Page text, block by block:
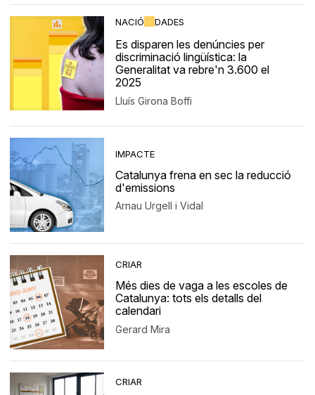
NACIÓ DADES
Es disparen les denúncies per
discriminació lingüística: la
Generalitat va rebre'n 3.600 el
2025
Lluís Girona Boffi
IMPACTE
Catalunya frena en sec la reducció
d'emissions
Arnau Urgell i Vidal
CRIAR
Més dies de vaga a les escoles de
Catalunya: tots els detalls del
calendari
Gerard Mira
CRIAR